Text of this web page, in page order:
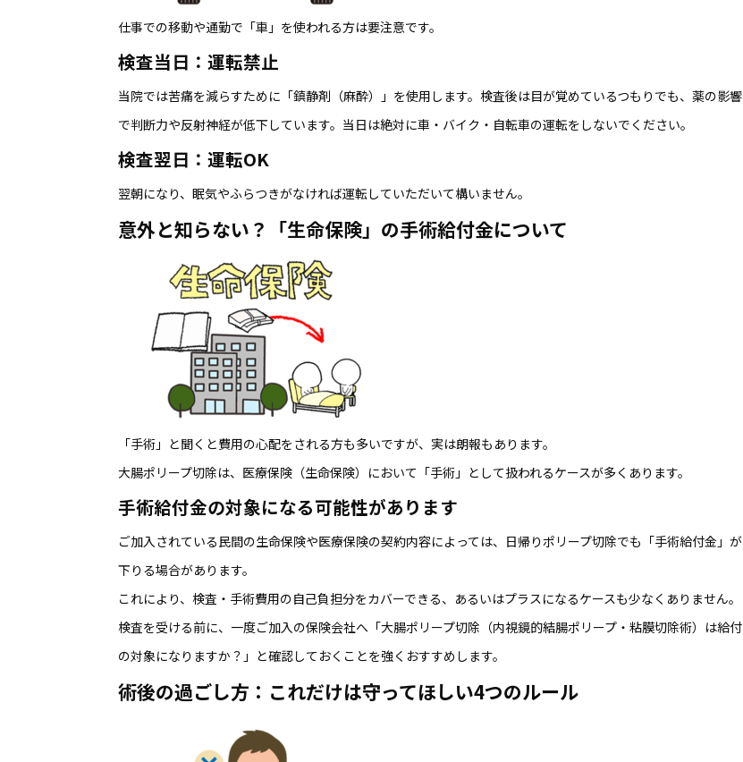
仕事での移動や通勤で「車」を使われる方は要注意です。
検査当日：運転禁止
当院では苦痛を減らすために「鎮静剤（麻酔）」を使用します。検査後は目が覚めているつもりでも、薬の影響
で判断力や反射神経が低下しています。当日は絶対に車・バイク・自転車の運転をしないでください。
検査翌日：運転OK
翌朝になり、眠気やふらつきがなければ運転していただいて構いません。
意外と知らない？「生命保険」の手術給付金について
「手術」と聞くと費用の心配をされる方も多いですが、実は朗報もあります。
大腸ポリープ切除は、医療保険（生命保険）において「手術」として扱われるケースが多くあります。
手術給付金の対象になる可能性があります
ご加入されている民間の生命保険や医療保険の契約内容によっては、日帰りポリープ切除でも「手術給付金」が
下りる場合があります。
これにより、検査・手術費用の自己負担分をカバーできる、あるいはプラスになるケースも少なくありません。
検査を受ける前に、一度ご加入の保険会社へ「大腸ポリープ切除（内視鏡的結腸ポリープ・粘膜切除術）は給付
の対象になりますか？」と確認しておくことを強くおすすめします。
術後の過ごし方：これだけは守ってほしい4つのルール